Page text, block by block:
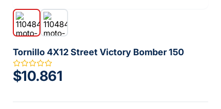
Tornillo 4X12 Street Victory Bomber 150
$10.861